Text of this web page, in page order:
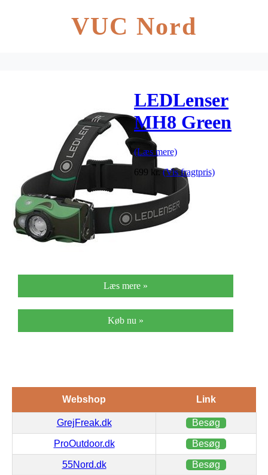
VUC Nord
LEDLenser
MH8 Green
(Læs mere)
699 kr. (Vis fragtpris)
Læs mere »
Køb nu »
Webshop Link
GrejFreak.dk Besøg
ProOutdoor.dk Besøg
55Nord.dk Besøg